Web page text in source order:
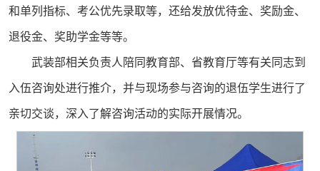
和单列指标、考公优先录取等，还给发放优待金、奖励金、
退役金、奖助学金等等。
武装部相关负责人陪同教育部、省教育厅等有关同志到
入伍咨询处进行推介，并与现场参与咨询的退伍学生进行了
亲切交谈，深入了解咨询活动的实际开展情况。